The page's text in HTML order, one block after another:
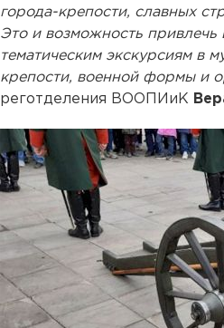
города-крепости, славных
Это и возможность привлечь
тематическим экскурсиям в
крепости, военной формы и
реготделения ВООПИиК